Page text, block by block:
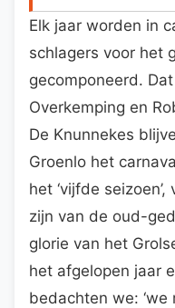
Elk jaar worden in
schlagers voor het
gecomponeerd.
Overkemping en
De Knunnekes
Groenlo het
het ‘vijfde
zijn van de oud-
glorie van het
het afgelopen jaar
bedachten we: